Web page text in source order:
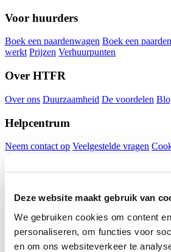
Deze website maakt gebruik van
We gebruiken cookies om content
personaliseren, om functies voor
en om ons websiteverkeer te
Voor huurders
Boek een paardenwagen Boek een
werkt Prijzen Verhuurpunten
Over HTFR
Over ons Duurzaamheid De voordelen
Helpcentrum
Neem contact op Veelgestelde vragen
Algemene V. Huur
Glashorst 99
3925 BR Scherpenzeel
+31 85 902 5800